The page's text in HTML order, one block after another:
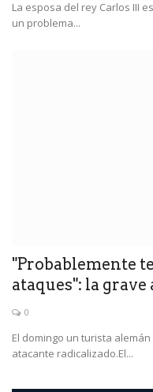
La esposa del rey Carlos III
un problema...
"Probablemente
ataques": la
0
El domingo un turista
atacante radicalizado.El...